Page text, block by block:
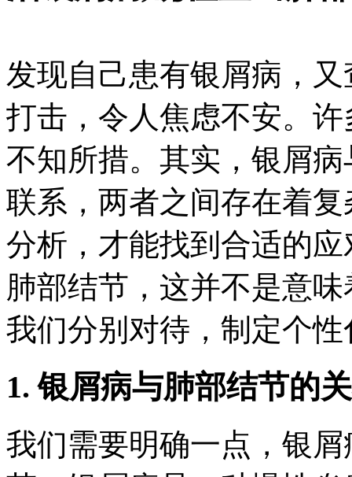
发现自己患有银屑病，
打击，令人焦虑不安。
不知所措。其实，银屑
联系，两者之间存在着
分析，才能找到合适的
肺部结节，这并不是意
我们分别对待，制定个
1. 银屑病与肺部结节的
我们需要明确一点，银